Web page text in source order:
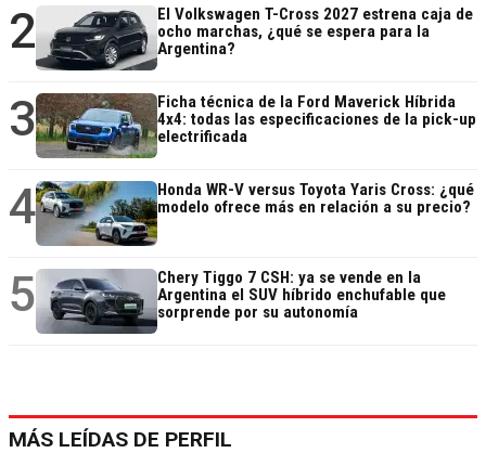
2
El Volkswagen T-Cross 2027 estrena caja de
ocho marchas, ¿qué se espera para la
Argentina?
3
Ficha técnica de la Ford Maverick Híbrida
4x4: todas las especificaciones de la pick-up
electrificada
4
Honda WR-V versus Toyota Yaris Cross: ¿qué
modelo ofrece más en relación a su precio?
5
Chery Tiggo 7 CSH: ya se vende en la
Argentina el SUV híbrido enchufable que
sorprende por su autonomía
MÁS LEÍDAS DE PERFIL